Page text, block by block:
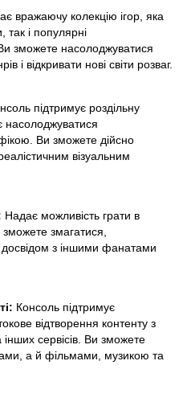
вражаючу колекцію ігор, яка
так і популярні
зможете насолоджуватися
і відкривати нові світи розваг.
підтримує роздільну
насолоджуватися
Ви зможете дійсно
візуальним
Надає можливість грати в
змагатися,
досвідом з іншими фанатами
Консоль підтримує
відтворення контенту з
сервісів. Ви зможете
а й фільмами, музикою та